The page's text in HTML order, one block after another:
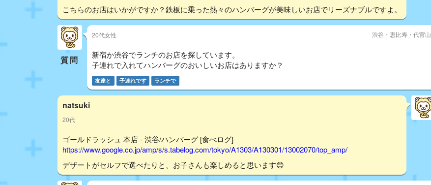
こちらのお店はいかがですか？鉄板に乗った熱々のハンバーグが美味しいお店でリーズナブルですよ。
質問
20代女性 渋谷・恵比寿・代官山
新宿か渋谷でランチのお店を探しています。
子連れで入れてハンバーグのおいしいお店はありますか？
友達と 子連れです ランチで
natsuki
20代
ゴールドラッシュ 本店 - 渋谷/ハンバーグ [食べログ]
https://www.google.co.jp/amp/s/s.tabelog.com/tokyo/A1303/A130301/13002070/top_amp/
デザートがセルフで選べたりと、お子さんも楽しめると思います😊